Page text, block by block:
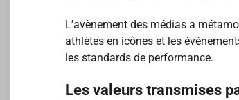
L’avènement des médias a
athlètes en icônes et les
les standards de performance.
Les valeurs transmises